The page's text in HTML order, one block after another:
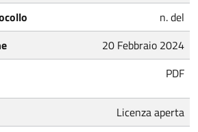
n. del
20 Febbraio 2024
PDF
Licenza aperta